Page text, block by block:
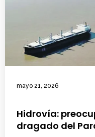
mayo 21, 2026
Hidrovía:
dragado del